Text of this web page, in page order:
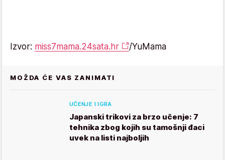
Izvor: miss7mama.24sata.hr /YuMama
MOŽDA ĆE VAS ZANIMATI
UČENJE I IGRA
Japanski trikovi za brzo učenje: 7
tehnika zbog kojih su tamošnji đaci
uvek na listi najboljih